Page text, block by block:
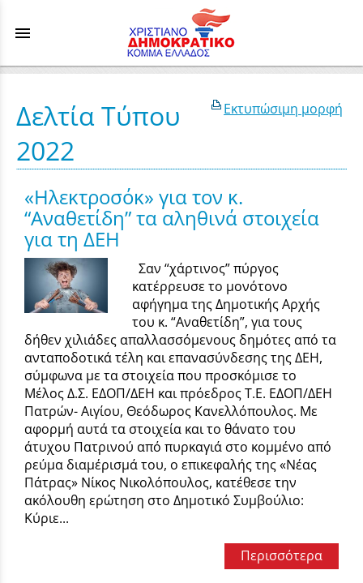
menu
Εκτυπώσιμη μορφή
Δελτία Τύπου
2022
«Ηλεκτροσόκ» για τον κ.
“Αναθετίδη” τα αληθινά στοιχεία
για τη ΔΕΗ
Σαν “χάρτινος” πύργος
κατέρρευσε το μονότονο
αφήγημα της Δημοτικής Αρχής
του κ. “Αναθετίδη”, για τους
δήθεν χιλιάδες απαλλασσόμενους δημότες από τα
ανταποδοτικά τέλη και επανασύνδεσης της ΔΕΗ,
σύμφωνα με τα στοιχεία που προσκόμισε το
Μέλος Δ.Σ. ΕΔΟΠ/ΔΕΗ και πρόεδρος Τ.Ε. ΕΔΟΠ/ΔΕΗ
Πατρών- Αιγίου, Θεόδωρος Κανελλόπουλος. Με
αφορμή αυτά τα στοιχεία και το θάνατο του
άτυχου Πατρινού από πυρκαγιά στο κομμένο από
ρεύμα διαμέρισμά του, ο επικεφαλής της «Νέας
Πάτρας» Νίκος Νικολόπουλος, κατέθεσε την
ακόλουθη ερώτηση στο Δημοτικό Συμβούλιο:
Κύριε...
Περισσότερα